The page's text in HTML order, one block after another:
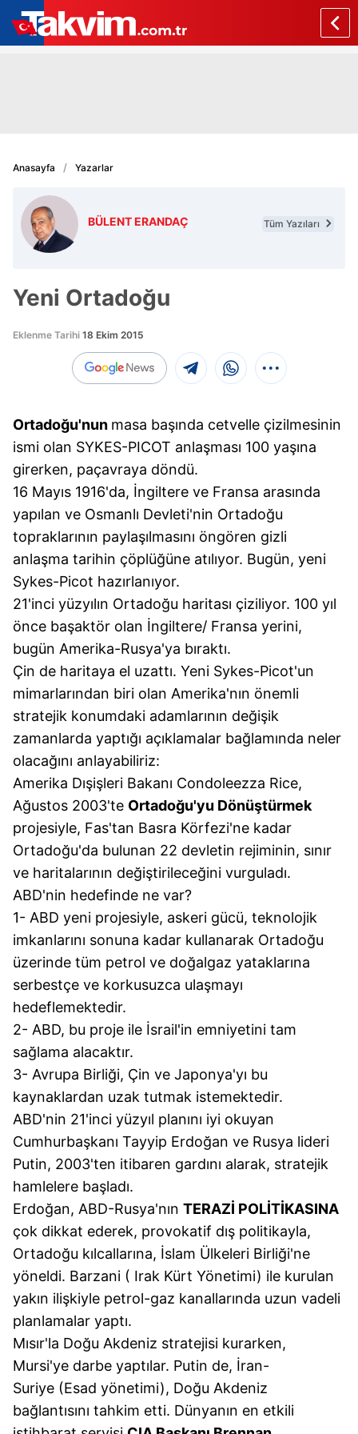
Anasayfa Yazarlar
BÜLENT ERANDAÇ Tüm Yazıları
Yeni Ortadoğu
Eklenme Tarihi 18 Ekim 2015
Ortadoğu'nun masa başında cetvelle çizilmesinin
ismi olan SYKES-PICOT anlaşması 100 yaşına
girerken, paçavraya döndü.
16 Mayıs 1916'da, İngiltere ve Fransa arasında
yapılan ve Osmanlı Devleti'nin Ortadoğu
topraklarının paylaşılmasını öngören gizli
anlaşma tarihin çöplüğüne atılıyor. Bugün, yeni
Sykes-Picot hazırlanıyor.
21'inci yüzyılın Ortadoğu haritası çiziliyor. 100 yıl
önce başaktör olan İngiltere/ Fransa yerini,
bugün Amerika-Rusya'ya bıraktı.
Çin de haritaya el uzattı. Yeni Sykes-Picot'un
mimarlarından biri olan Amerika'nın önemli
stratejik konumdaki adamlarının değişik
zamanlarda yaptığı açıklamalar bağlamında neler
olacağını anlayabiliriz:
Amerika Dışişleri Bakanı Condoleezza Rice,
Ağustos 2003'te Ortadoğu'yu Dönüştürmek
projesiyle, Fas'tan Basra Körfezi'ne kadar
Ortadoğu'da bulunan 22 devletin rejiminin, sınır
ve haritalarının değiştirileceğini vurguladı.
ABD'nin hedefinde ne var?
1- ABD yeni projesiyle, askeri gücü, teknolojik
imkanlarını sonuna kadar kullanarak Ortadoğu
üzerinde tüm petrol ve doğalgaz yataklarına
serbestçe ve korkusuzca ulaşmayı
hedeflemektedir.
2- ABD, bu proje ile İsrail'in emniyetini tam
sağlama alacaktır.
3- Avrupa Birliği, Çin ve Japonya'yı bu
kaynaklardan uzak tutmak istemektedir.
ABD'nin 21'inci yüzyıl planını iyi okuyan
Cumhurbaşkanı Tayyip Erdoğan ve Rusya lideri
Putin, 2003'ten itibaren gardını alarak, stratejik
hamlelere başladı.
Erdoğan, ABD-Rusya'nın TERAZİ POLİTİKASINA
çok dikkat ederek, provokatif dış politikayla,
Ortadoğu kılcallarına, İslam Ülkeleri Birliği'ne
yöneldi. Barzani ( Irak Kürt Yönetimi) ile kurulan
yakın ilişkiyle petrol-gaz kanallarında uzun vadeli
planlamalar yaptı.
Mısır'la Doğu Akdeniz stratejisi kurarken,
Mursi'ye darbe yaptılar. Putin de, İran-
Suriye (Esad yönetimi), Doğu Akdeniz
bağlantısını tahkim etti. Dünyanın en etkili